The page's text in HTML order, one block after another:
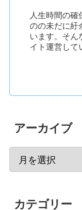
人生時間の
のの未だに紆
います。そん
イト運営して
アーカイブ
カテゴリー